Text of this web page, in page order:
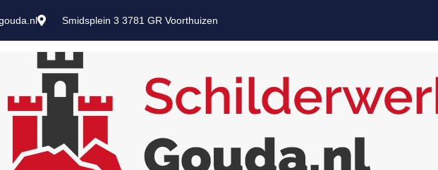
Smidsplein 3 3781 GR Voorthuizen